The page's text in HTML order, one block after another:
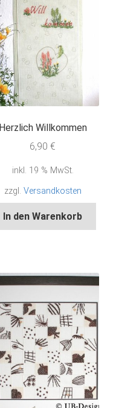
Herzlich Willkommen
6,90€
inkl. 19 % MwSt.
zzgl. Versandkosten
In den Warenkorb